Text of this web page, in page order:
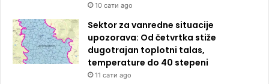
10 сати ago
Sektor za vanredne situacije
upozorava: Od četvrtka stiže
dugotrajan toplotni talas,
temperature do 40 stepeni
11 сати ago